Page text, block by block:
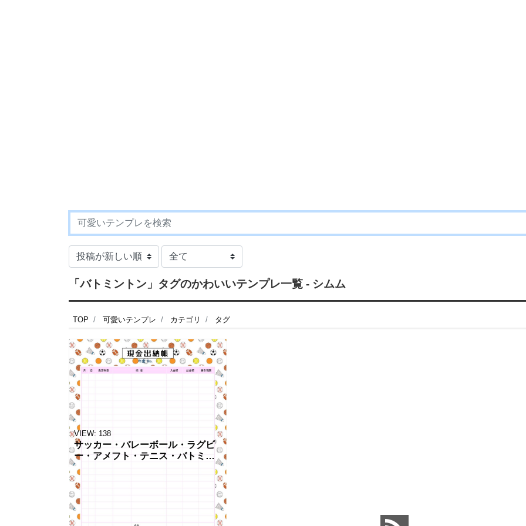
「バトミントン」タグのかわいいテンプレ一覧 - シムム
TOP 可愛いテンプレ カテゴリ タグ
VIEW: 138
サッカー・バレーボール・ラグビ
ー・アメフト・テニス・バトミン
トンのかわいいイラスト入り「現
金出納帳」のテンプレートです。
クラブチーム、部活、サークルの
会計管理、